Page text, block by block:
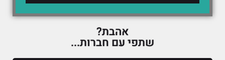
אהבת?
שתפי עם חברות...